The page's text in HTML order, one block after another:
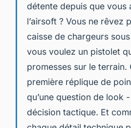
détente depuis que vous
l’airsoft ? Vous ne rêvez
caisse de chargeurs
vous voulez un pistolet
promesses sur le terrain.
première réplique de
qu’une question de look -
décision tactique. Et